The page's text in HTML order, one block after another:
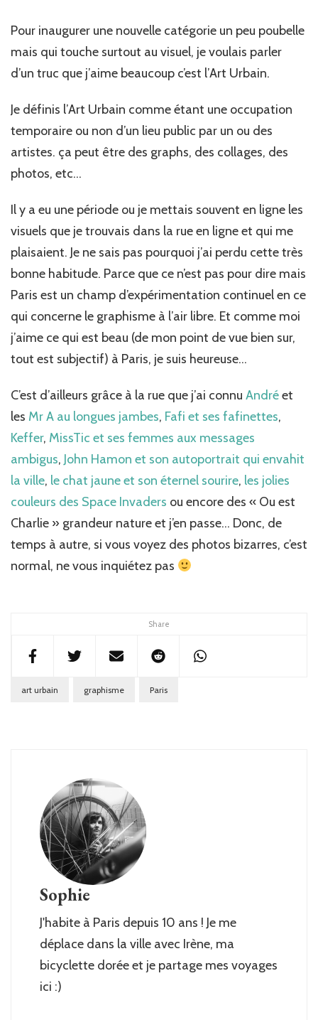
urbain
Share
Pour inaugurer une nouvelle catégorie un peu poubelle
mais qui touche surtout au visuel, je voulais parler
d’un truc que j’aime beaucoup c’est l’Art Urbain.
Je définis l’Art Urbain comme étant une occupation
temporaire ou non d’un lieu public par un ou des
artistes. ça peut être des graphs, des collages, des
photos, etc…
Il y a eu une période ou je mettais souvent en ligne les
visuels que je trouvais dans la rue en ligne et qui me
plaisaient. Je ne sais pas pourquoi j’ai perdu cette très
bonne habitude. Parce que ce n’est pas pour dire mais
Paris est un champ d’expérimentation continuel en ce
qui concerne le graphisme à l’air libre. Et comme moi
j’aime ce qui est beau (de mon point de vue bien sur,
tout est subjectif) à Paris, je suis heureuse…
C’est d’ailleurs grâce à la rue que j’ai connu Andréet
les Mr A au longues jambes, Fafi et ses fafinettes,
Keffer, MissTic et ses femmes aux messages
ambigus, John Hamon et son autoportrait qui envahit
la ville, le chat jaune et son éternel sourire, les jolies
couleurs des Space Invaders ou encore des « Ou est
Charlie » grandeur nature et j’en passe… Donc, de
temps à autre, si vous voyez des photos bizarres, c’est
normal, ne vous inquiétez pas
art urbain graphisme Paris
Sophie
J'habite à Paris depuis 10 ans ! Je me
déplace dans la ville avec Irène, ma
bicyclette dorée et je partage mes voyages
ici :)